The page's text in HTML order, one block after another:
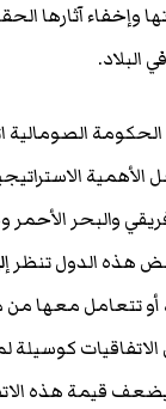
وإخفاء آثارها
البلاد.
الصومالية
الأهمية
والبحر
هذه الدول تنظر
تتعامل معها من
الاتفاقيات
يضعف قيمة هذه